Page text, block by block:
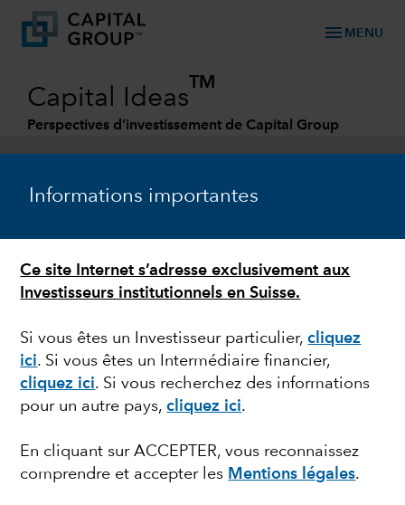
Informations importantes
Ce site Internet s’adresse exclusivement aux
Investisseurs institutionnels en Suisse.
Si vous êtes un Investisseur particulier,cliquez
ici. Si vous êtes un Intermédiaire financier,
cliquez ici. Si vous recherchez des informations
pour un autre pays,cliquez ici.
En cliquant sur ACCEPTER, vous reconnaissez
comprendre et accepter les Mentions légales.
menu MENU
Capital Ideas
TM
Perspectives d’investissement de Capital Group
GESTION OBLIGATAIRE
La dette titrisée : un
facteur de
diversification